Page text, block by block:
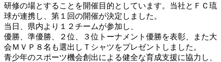
研修の場とすることを開催目的としています。当社とＦＣ琉
球が連携し、第１回の開催が決定しました。
当日、県内より１２チームが参加し、
優勝、準優勝、２位、３位トーナメント優勝を表彰、また大
会ＭＶＰ８名も選出しＴシャツをプレゼントしました。
青少年のスポーツ機会創出による健全な育成支援に協力し、